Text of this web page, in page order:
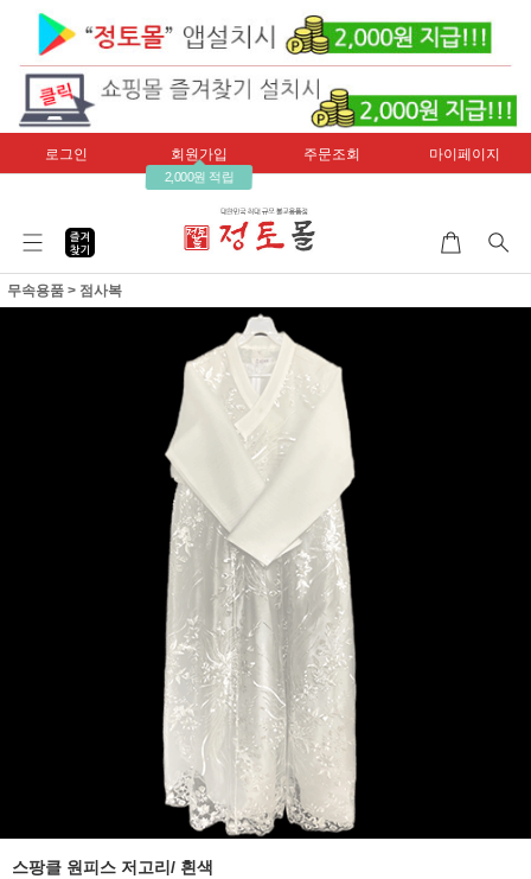
로그인 회원가입
2,000원 적립
주문조회 마이페이지
무속용품 > 점사복
스팡클 원피스 저고리/ 흰색